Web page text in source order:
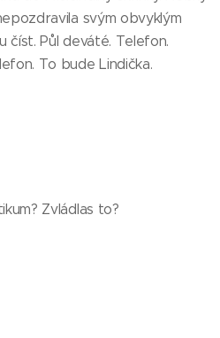
svým obvyklým
číst. Půl deváté. Telefon.
To bude Lindička.
Zvládlas to?